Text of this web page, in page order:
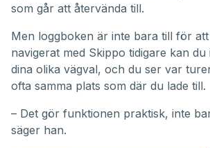
som går att återvända till.
Men loggboken är inte bara till för
navigerat med Skippo tidigare kan du
dina olika vägval, och du ser var
ofta samma plats som där du lade till.
– Det gör funktionen praktisk, inte
säger han.